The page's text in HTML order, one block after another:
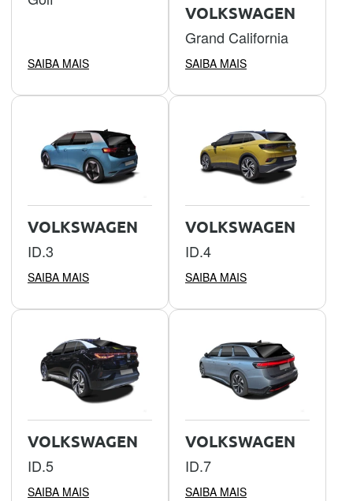
SAIBA MAIS
VOLKSWAGEN
Grand California
SAIBA MAIS
VOLKSWAGEN
ID.3
SAIBA MAIS
VOLKSWAGEN
ID.4
SAIBA MAIS
VOLKSWAGEN
ID.5
SAIBA MAIS
VOLKSWAGEN
ID.7
SAIBA MAIS